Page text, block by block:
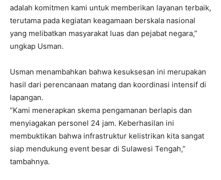
adalah komitmen kami untuk memberikan layanan terbaik,
terutama pada kegiatan keagamaan berskala nasional
yang melibatkan masyarakat luas dan pejabat negara,”
ungkap Usman.
Usman menambahkan bahwa kesuksesan ini merupakan
hasil dari perencanaan matang dan koordinasi intensif di
lapangan.
“Kami menerapkan skema pengamanan berlapis dan
menyiagakan personel 24 jam. Keberhasilan ini
membuktikan bahwa infrastruktur kelistrikan kita sangat
siap mendukung event besar di Sulawesi Tengah,”
tambahnya.